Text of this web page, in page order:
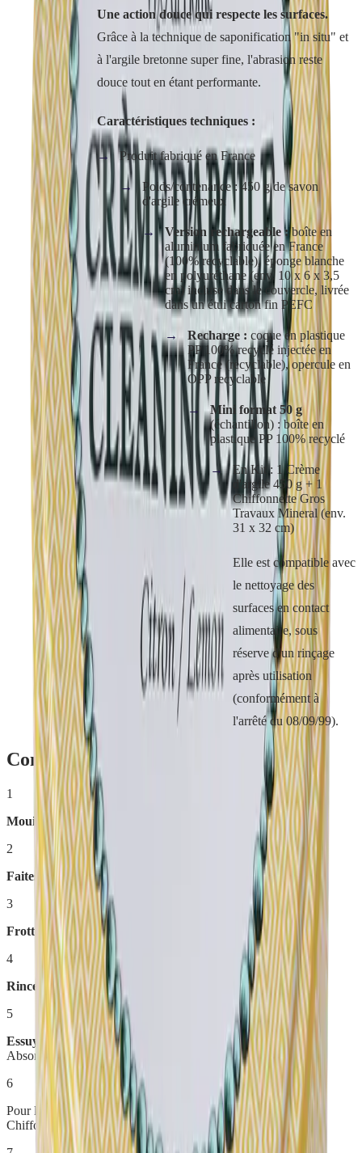
Une action douce qui respecte les surfaces.
Grâce à la technique de saponification "in situ" et
à l'argile bretonne super fine, l'abrasion reste
douce tout en étant performante.
Caractéristiques techniques :
Produit fabriqué en France
Poids/contenance : 450 g de savon
d'argile crémeux
Version rechargeable :boîte en
aluminium fabriquée en France
(100% recyclable), éponge blanche
en polyuréthane (env. 10 x 6 x 3,5
cm) incluse dans le couvercle, livrée
dans un étui carton fin PEFC
Recharge : coque en plastique
PP 100% recyclé injectée en
France (recyclable), opercule en
OPP recyclable
Mini format 50 g
(échantillon) : boîte en
plastique PP 100% recyclé
En Kit : 1 Crème
d'argile 450 g + 1
Chiffonnette Gros
Travaux Mineral (env.
31 x 32 cm)
Elle est compatible avec
le nettoyage des
surfaces en contact
alimentaire, sous
réserve d'un rinçage
après utilisation
(conformément à
l'arrêté du 08/09/99).
Comment utiliser Crème d'Argile?
1
Mouillezl'éponge
2
Faites mousserla Crème d'argile
3
Frottez la surface
4
Rincez
à l'eau claire
5
Essuyez
avec une Chiffonnette microfibre Gros Travaux ou
Absorption
6
Pour les cuivres et l'argenterie,
terminez en lustrant
avec une
Chiffonnette à sec